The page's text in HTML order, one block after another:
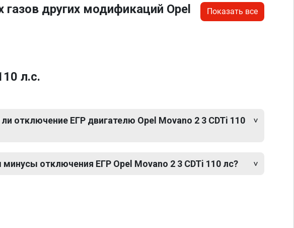
других модификаций Opel
Показать все
л.с.
отключение ЕГР двигателю Opel Movano 2 3 CDTi 110
отключения ЕГР Opel Movano 2 3 CDTi 110 лс?